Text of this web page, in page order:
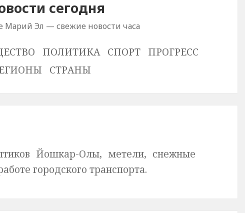
сегодня
Марий Эл — свежие новости часа
ПОЛИТИКА СПОРТ
ПРОГРЕСС
СТРАНЫ
Йошкар-Олы, метели, снежные
городского транспорта.